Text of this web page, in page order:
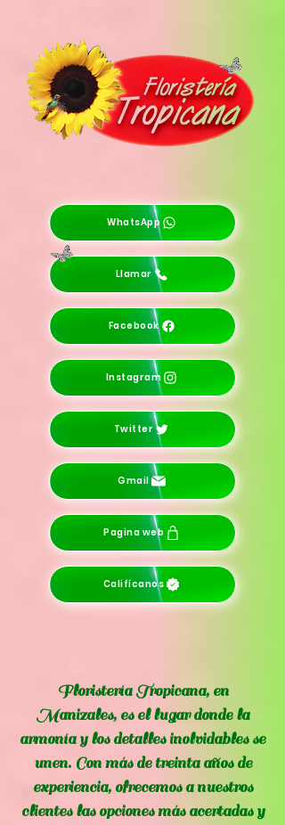
WhatsApp
Llamar
Facebook
Instagram
Twitter
Gmail
Pagina web
Califícanos
Floristería Tropicana, en
Manizales, es el lugar donde la
armonía y los detalles inolvidables se
unen. Con más de treinta años de
experiencia, ofrecemos a nuestros
clientes las opciones más acertadas y